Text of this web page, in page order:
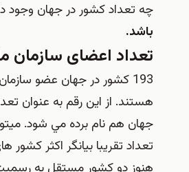
چه تعداد کشور در جهان وجود
باشد.
تعداد اعضای سازمان
193 کشور در جهان عضو
هستند. از اين رقم به عنوان
جهان هم نام برده مي شود.
تعداد تقريبا بيانگر اكثر